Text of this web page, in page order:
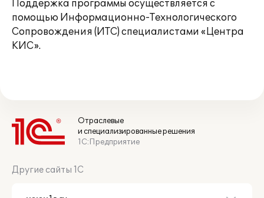
Поддержка программы осуществляется с
помощью Информационно-Технологического
Сопровождения (ИТС) специалистами «Центра
КИС».
Отраслевые
и специализированные решения
1С:Предприятие
Другие сайты 1С